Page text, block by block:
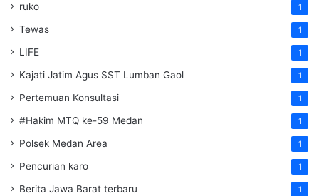
ruko 1
Tewas 1
LIFE 1
Kajati Jatim Agus SST Lumban Gaol 1
Pertemuan Konsultasi 1
#Hakim MTQ ke-59 Medan 1
Polsek Medan Area 1
Pencurian karo 1
Berita Jawa Barat terbaru 1